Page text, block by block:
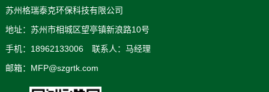
苏州格瑞泰克环保科技有限公司
地址：苏州市相城区望亭镇新浪路10号
手机：18962133006 联系人：马经理
邮箱：MFP@szgrtk.com